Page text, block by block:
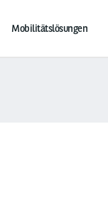
Mobilitätslösungen